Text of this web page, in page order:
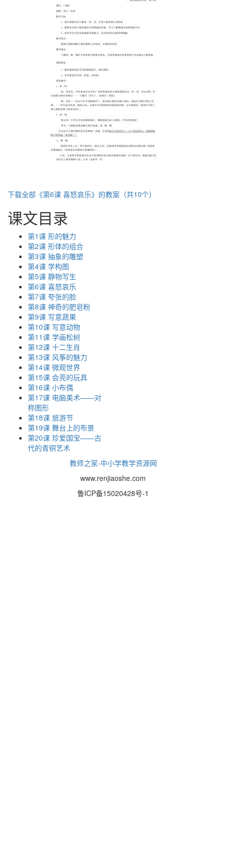
下载全部《第6课 喜怒哀乐》的教案（共10个）
课文目录
第1课 形的魅力
第2课 形体的组合
第3课 抽象的雕塑
第4课 学构图
第5课 静物写生
第6课 喜怒哀乐
第7课 夸张的脸
第8课 神奇的肥皂粉
第9课 写意蔬果
第10课 写意动物
第11课 学画松树
第12课 十二生肖
第13课 风筝的魅力
第14课 微观世界
第15课 会亮的玩具
第16课 小布偶
第17课 电脑美术——对
称图形
第18课 旅游节
第19课 舞台上的布景
第20课 珍爱国宝——古
代的青铜艺术
教师之家-中小学教学资源网
www.renjiaoshe.com
鲁ICP备15020428号-1